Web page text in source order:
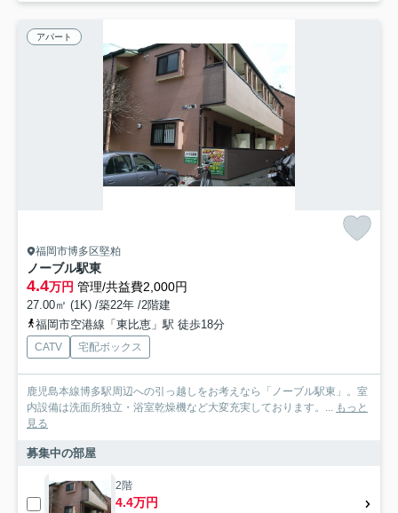
アパート
福岡市博多区堅粕
ノーブル駅東
4.4万円 管理/共益費2,000円
27.00㎡ (1K) /築22年 /2階建
福岡市空港線「東比恵」駅 徒歩18分
CATV 宅配ボックス
鹿児島本線博多駅周辺への引っ越しをお考えなら「ノーブル駅東」。室
内設備は洗面所独立・浴室乾燥機など大変充実しております。... もっと
見る
募集中の部屋
2階
4.4万円